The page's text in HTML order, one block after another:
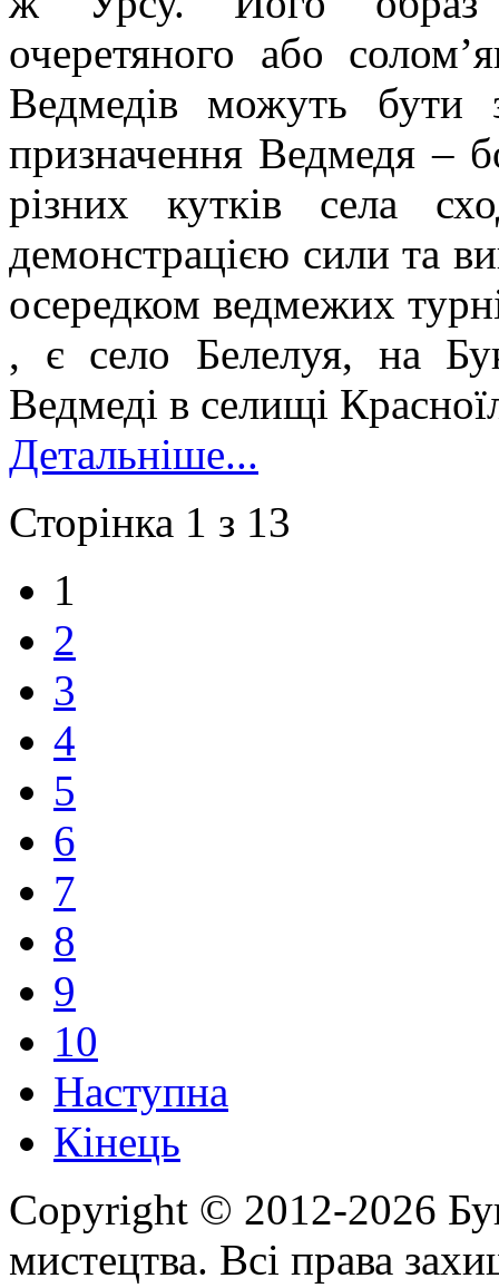
очеретяного або
Ведмедів можуть бути
призначення Ведмедя –
різних кутків села
демонстрацією сили та
осередком ведмежих
, є село Белелуя, на
Ведмеді в селищі
Детальніше...
Сторінка 1 з 13
1
2
3
4
5
6
7
8
9
10
Наступна
Кінець
Copyright © 2012-2026
мистецтва. Всі права